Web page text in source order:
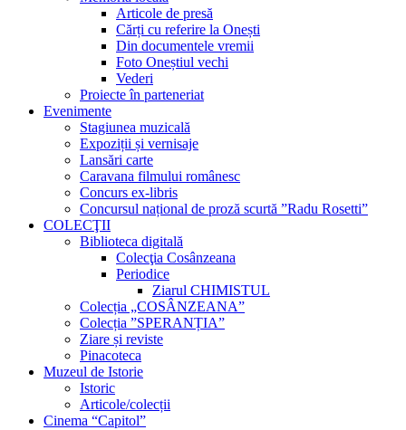
Articole de presă
Cărți cu referire la Onești
Din documentele vremii
Foto Oneștiul vechi
Vederi
Proiecte în parteneriat
Evenimente
Stagiunea muzicală
Expoziții și vernisaje
Lansări carte
Caravana filmului românesc
Concurs ex-libris
Concursul național de proză scurtă ”Radu Rosetti”
COLECŢII
Biblioteca digitală
Colecţia Cosânzeana
Periodice
Ziarul CHIMISTUL
Colecția „COSÂNZEANA”
Colecția ”SPERANȚIA”
Ziare și reviste
Pinacoteca
Muzeul de Istorie
Istoric
Articole/colecții
Cinema “Capitol”